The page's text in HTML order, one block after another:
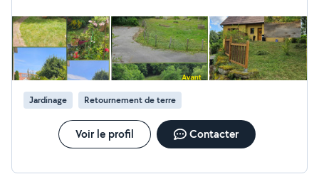
Jardinage Retournement de terre
Voir le profil Contacter